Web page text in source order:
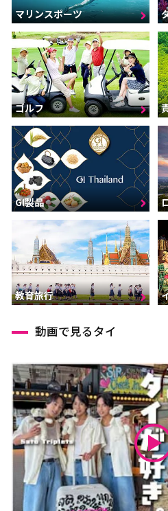
マリンスポーツ
ゴルフ
GI製品
教育旅行
動画で見るタイ